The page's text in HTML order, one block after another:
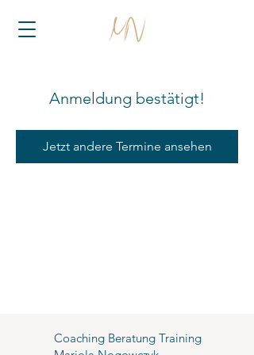
Anmeldung bestätigt!
Jetzt andere Termine ansehen
Coaching Beratung Training